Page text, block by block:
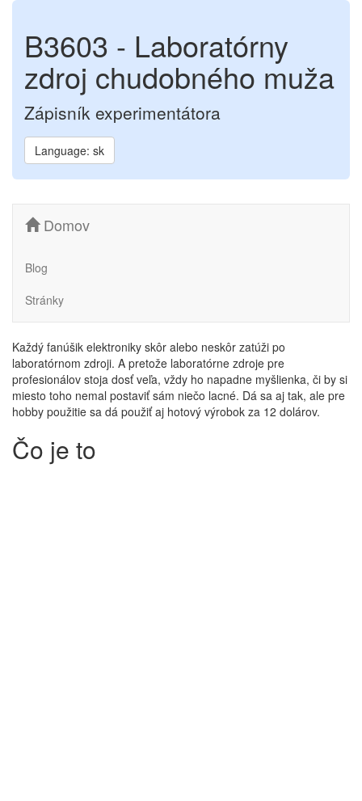
B3603 - Laboratórny
zdroj chudobného muža
Zápisník experimentátora
Language: sk
Domov
Blog
Stránky
Každý fanúšik elektroniky skôr alebo neskôr zatúži po
laboratórnom zdroji. A pretože laboratórne zdroje pre
profesionálov stoja dosť veľa, vždy ho napadne myšlienka, či by si
miesto toho nemal postaviť sám niečo lacné. Dá sa aj tak, ale pre
hobby použitie sa dá použiť aj hotový výrobok za 12 dolárov.
Čo je to